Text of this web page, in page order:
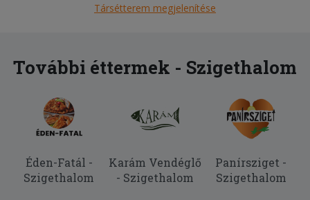
KIcsit lassan érkezett de forró volt és
Most rendeltem először, de nem
2025-10-02 - Vanessza:
Nem kaptam meg azt amit rendeltem
colat kertem hanem sima Coca colat
Társétterem megjelenítése
További éttermek - Szigethalom
Éden-Fatál -
Szigethalom
Karám Vendéglő
- Szigethalom
Panírsziget -
Szigethalom